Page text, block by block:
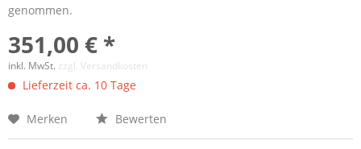
genommen.
351,00 € *
inkl. MwSt. zzgl. Versandkosten
Lieferzeit ca. 10 Tage
Merken Bewerten